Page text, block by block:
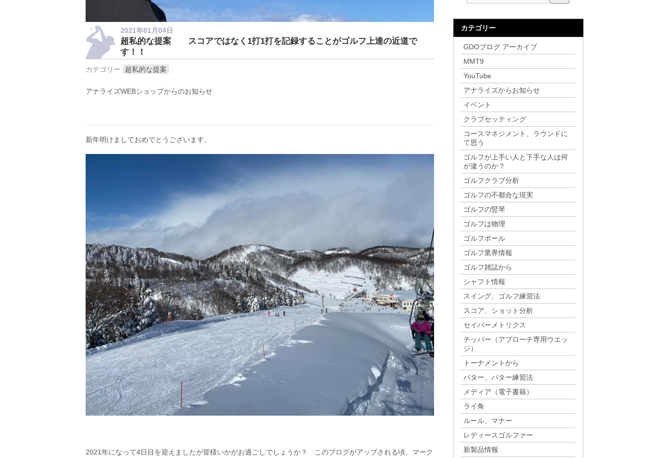
2021年01月04日
超私的な提案 スコアではなく1打1打を記録することがゴルフ上達の近道で
す！！
カテゴリー 超私的な提案
アナライズWEBショップからのお知らせ
新年明けましておめでとうございます。
2021年になって4日目を迎えましたが皆様いかがお過ごしでしょうか？ このブログがアップされる頃、マーク
カテゴリー
GDOブログ アーカイブ
MMT9
YouTube
アナライズからお知らせ
イベント
クラブセッティング
コースマネジメント、ラウンドに
て思う
ゴルフが上手い人と下手な人は何
が違うのか？
ゴルフクラブ分析
ゴルフの不都合な現実
ゴルフの竪琴
ゴルフは物理
ゴルフボール
ゴルフ業界情報
ゴルフ雑誌から
シャフト情報
スイング、ゴルフ練習法
スコア、ショット分析
セイバーメトリクス
チッパー（アプローチ専用ウエッ
ジ）
トーナメントから
パター、パター練習法
メディア（電子書籍）
ライ角
ルール、マナー
レディースゴルファー
新製品情報